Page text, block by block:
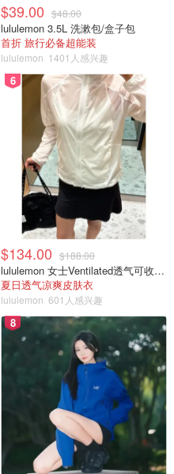
$39.00 $48.00
lululemon 3.5L 洗漱包/盒子包
首折 旅行必备超能装
lululemon 1401人感兴趣
6
$134.00 $188.00
lululemon 女士Ventilated透气可收纳跑步夹克
夏日透气凉爽皮肤衣
lululemon 601人感兴趣
8